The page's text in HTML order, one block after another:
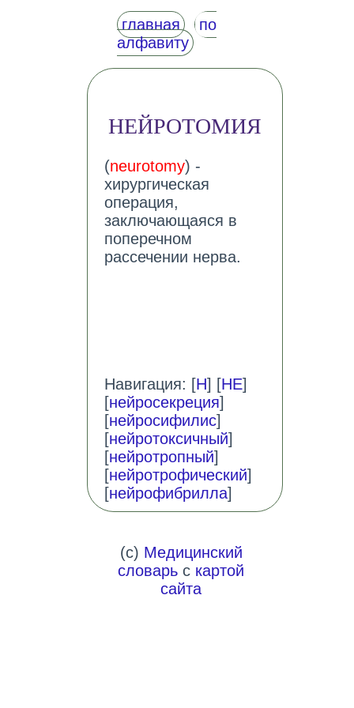
главная
по
алфавиту
НЕЙРОТОМИЯ
(neurotomy) -
хирургическая
операция,
заключающаяся в
поперечном
рассечении нерва.
Навигация: [Н] [НЕ]
[нейросекреция]
[нейросифилис]
[нейротоксичный]
[нейротропный]
[нейротрофический]
[нейрофибрилла]
(c) Медицинский
словарь с картой
сайта